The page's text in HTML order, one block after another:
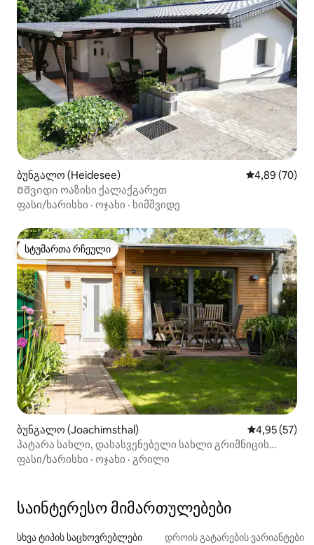
ბუნგალო (Heidesee) საშუალო
4,89 (70)
Მშვიდი ოაზისი ქალაქგარეთ
ფასი/ხარისხი · ოჯახი · სიმშვიდე
სტუმართა რჩეული
სტუმართა რჩეული
ბუნგალო (Joachimsthal) საშუალო
4,95 (57)
პატარა სახლი, დასასვენებელი სახლი გრიმნიცის
ტბაზე
ფასი/ხარისხი · ოჯახი · გრილი
საინტერესო მიმართულებები
სხვა ტიპის საცხოვრებლები დროის გატარების ვარიანტები